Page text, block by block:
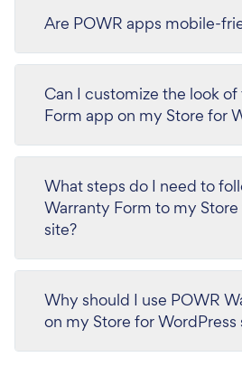
Are POWR apps mobile-
Can I customize the look
Form app on my Store for
What steps do I need to
Warranty Form to my
site?
Why should I use POWR
on my Store for WordPress